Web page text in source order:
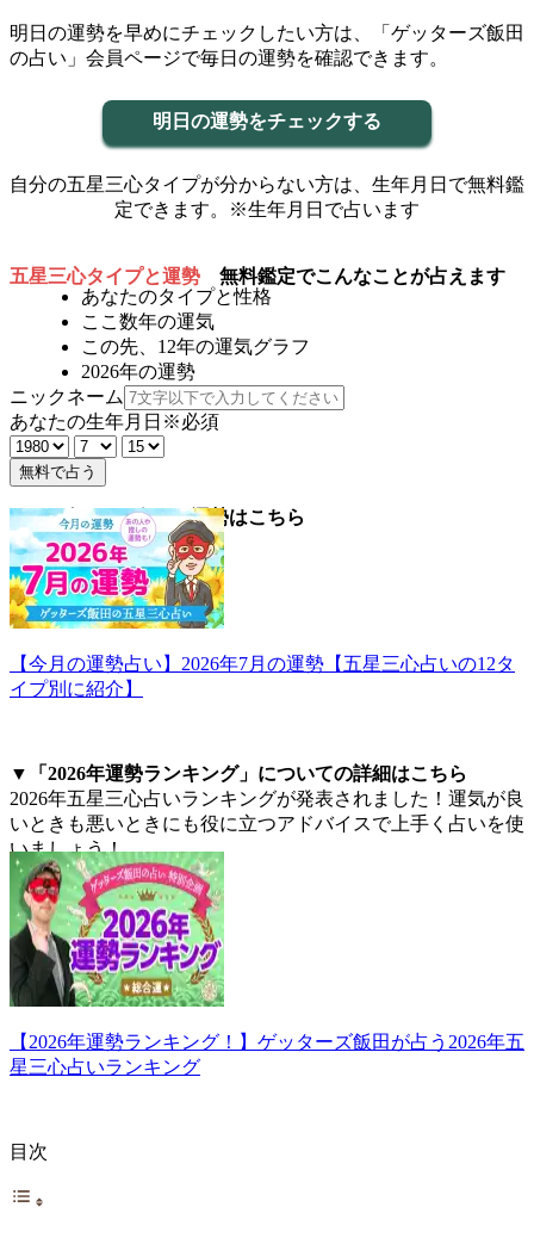
明日の運勢を早めにチェックしたい方は、「ゲッターズ飯田
の占い」会員ページで毎日の運勢を確認できます。
明日の運勢をチェックする
自分の五星三心タイプが分からない方は、生年月日で無料鑑
定できます。※生年月日で占います
五星三心タイプと運勢 無料鑑定でこんなことが占えます
あなたのタイプと性格
ここ数年の運気
この先、12年の運気グラフ
2026年の運勢
ニックネーム
あなたの生年月日 ※必須
無料で占う
▼2026年7月の今月の運勢はこちら
【今月の運勢占い】2026年7月の運勢【五星三心占いの12タ
イプ別に紹介】
▼「2026年運勢ランキング」についての詳細はこちら
2026年五星三心占いランキングが発表されました！運気が良
いときも悪いときにも役に立つアドバイスで上手く占いを使
いましょう！
【2026年運勢ランキング！】ゲッターズ飯田が占う2026年五
星三心占いランキング
目次